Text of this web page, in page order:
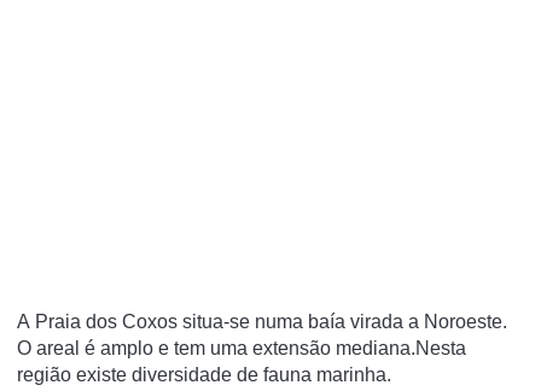
A Praia dos Coxos situa-se numa baía virada a Noroeste.
O areal é amplo e tem uma extensão mediana.Nesta
região existe diversidade de fauna marinha.